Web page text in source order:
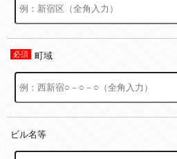
町域
ビル名等